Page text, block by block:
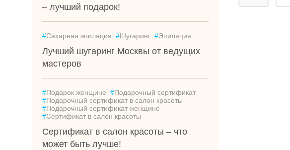
– лучший подарок!
#Сахарная эпиляция #Шугаринг #Эпиляция
Лучший шугаринг Москвы от ведущих
мастеров
#Подарок женщине #Подарочный сертификат
#Подарочный сертификат в салон красоты
#Подарочный сертификат женщине
#Сертификат в салон красоты
Сертификат в салон красоты – что
может быть лучше!